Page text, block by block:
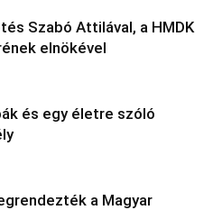
Szabó Attilával, a HMDK
elnökével
és egy életre szóló
a Magyar